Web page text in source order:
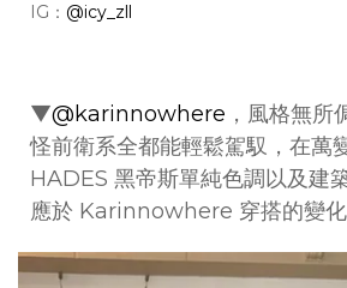
IG： @icy_zll
▼@karinnowhere ，風格無所
怪前衛系全都能輕鬆駕馭，在萬
HADES 黑帝斯單純色調以及建
應於 Karinnowhere 穿搭的變化